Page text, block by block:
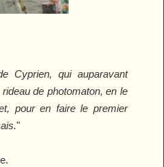
Cyprien, qui auparavant
de photomaton, en le
pour en faire le premier
"